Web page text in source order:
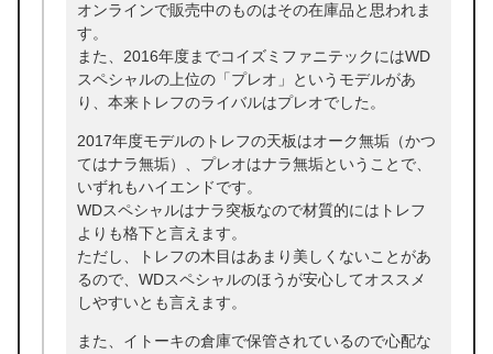
オンラインで販売中のものはその在庫品と思われま
す。
また、2016年度までコイズミファニテックにはWD
スペシャルの上位の「プレオ」というモデルがあ
り、本来トレフのライバルはプレオでした。
2017年度モデルのトレフの天板はオーク無垢（かつ
てはナラ無垢）、プレオはナラ無垢ということで、
いずれもハイエンドです。
WDスペシャルはナラ突板なので材質的にはトレフ
よりも格下と言えます。
ただし、トレフの木目はあまり美しくないことがあ
るので、WDスペシャルのほうが安心してオススメ
しやすいとも言えます。
また、イトーキの倉庫で保管されているので心配な